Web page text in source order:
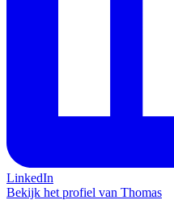
LinkedIn
Bekijk het profiel van Thomas